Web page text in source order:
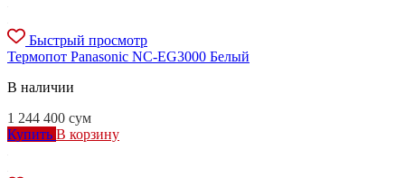
Быстрый просмотр
Термопот Panasonic NC-EG3000 Белый
В наличии
1 244 400 сум
Купить В корзину